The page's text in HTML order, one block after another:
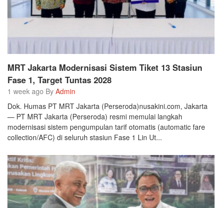
MRT Jakarta Modernisasi Sistem Tiket 13 Stasiun
Fase 1, Target Tuntas 2028
1 week ago By Admin
Dok. Humas PT MRT Jakarta (Perseroda)nusakini.com, Jakarta
— PT MRT Jakarta (Perseroda) resmi memulai langkah
modernisasi sistem pengumpulan tarif otomatis (automatic fare
collection/AFC) di seluruh stasiun Fase 1 Lin Ut...